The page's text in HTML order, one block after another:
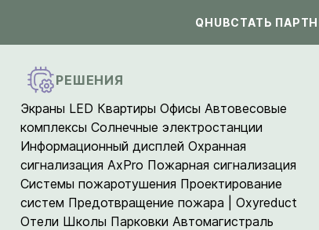
QHUBСТАТЬ
РЕШЕНИЯ
Экраны LED Квартиры Офисы Автовесовые
комплексыСолнечные электростанции
Информационный дисплей Охранная
сигнализация AxPro Пожарная сигнализация
Системы пожаротушения Проектирование
систем Предотвращение пожара | Oxyreduct
Отели Школы Парковки Автомагистраль